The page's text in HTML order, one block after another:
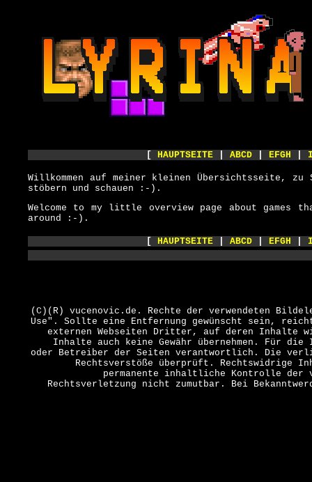
[ HAUPTSEITE ABCD EFGH
Willkommen auf meiner kleinen Übersichtsseite,
stöbern und schauen :-).
Welcome to my little overview page about
around :-).
[ HAUPTSEITE ABCD EFGH
(C)(R) vucenovic.de. Rechte der verwendeten
Use". Sollte eine Entfernung gewünscht sein,
externen Webseiten Dritter, auf deren Inhalte
Inhalte auch keine Gewähr übernehmen. Für
oder Betreiber der Seiten verantwortlich. Die
Rechtsverstöße überprüft. Rechtswidrige
permanente inhaltliche Kontrolle der
Rechtsverletzung nicht zumutbar. Bei